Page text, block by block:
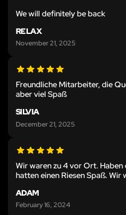
We will definitely be back
RELAX
November 21, 2025
Freundliche Mitarbeiter, die
aber viel Spaß
SILVIA
December 21, 2025
Wir waren zu 4 vor Ort.
hatten einen Riesen Spaß.
ADAM
February 16, 2024